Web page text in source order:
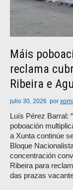
Máis
reclama
Ribeira e
julio 30, 2026 por
Luís Pérez Barral:
poboación
a Xunta continúe
Bloque
concentración
Ribeira para
das prazas